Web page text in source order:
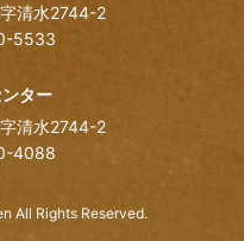
清水2744-2
5533
ター
清水2744-2
4088
All Rights Reserved.